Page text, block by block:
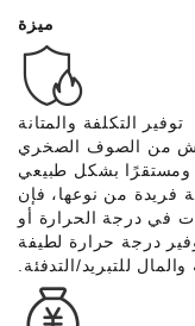
ميزة
توفير التكلفة والمتانة
من الصوف الصخري
ومستقرًا بشكل طبيعي
فريدة من نوعها، فإن
في درجة الحرارة أو
درجة حرارة لطيفة
للتبريد/التدفئة.